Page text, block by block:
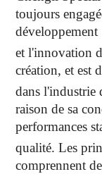
toujours
développement
et l'innovation
création, et est
dans l'industrie
raison de sa
performances
qualité. Les
comprennent